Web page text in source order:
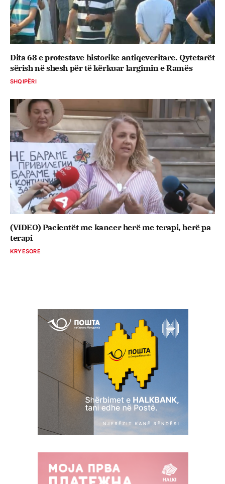
Dita 68 e protestave historike antiqeveritare. Qytetarët
sërish në shesh për të kërkuar largimin e Ramës
SHQIPËRI
(VIDEO) Pacientët me kancer herë me terapi, herë pa
terapi
KRYESORE